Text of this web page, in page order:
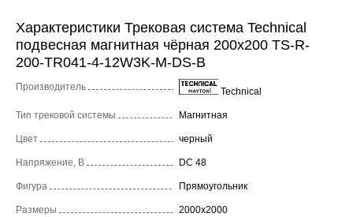
Характеристики Трековая система Technical
подвесная магнитная чёрная 200x200 TS-R-
200-TR041-4-12W3K-M-DS-B
Производитель Technical
Тип трековой системы Магнитная
Цвет черный
Напряжение, В DC 48
Фигура Прямоугольник
Размеры 2000x2000